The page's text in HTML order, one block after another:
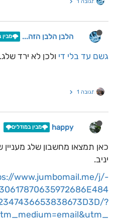
הלבן הלבן הזה... 🌩️מבין
גשם עד בלי די ולכן לא ירד
תגובה 1
happy 🌩️מבין במודלים🌩️
כאן תמצאו מחשבון שלג
יניב.
www.jumbomail.me/j/-
?